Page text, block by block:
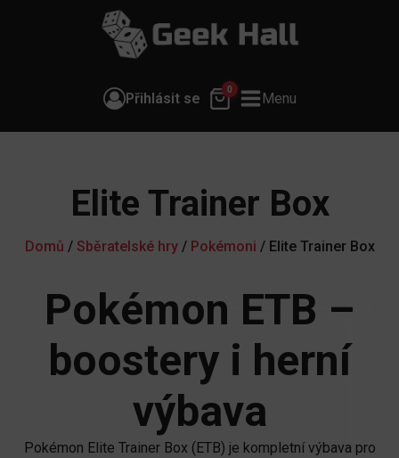
Přihlásit se
0
Menu
Elite Trainer Box
Domů / Sběratelské hry/ Pokémoni / Elite Trainer Box
Pokémon ETB –
boostery i herní
výbava
Pokémon Elite Trainer Box (ETB) je kompletní výbava pro